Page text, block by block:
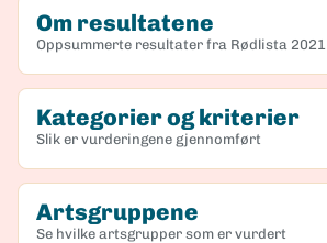
Om resultatene
Oppsummerte resultater fra Rødlista 2021
Kategorier og kriterier
Slik er vurderingene gjennomført
Artsgruppene
Se hvilke artsgrupper som er vurdert